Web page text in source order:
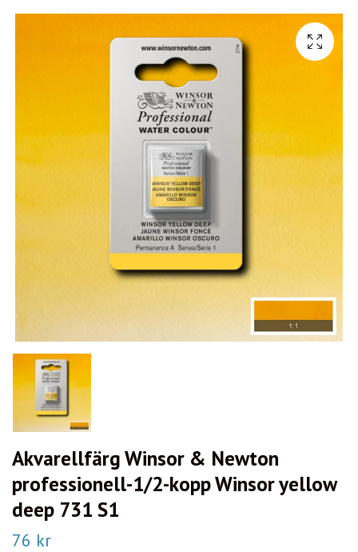
Akvarellfärg Winsor & Newton
professionell-1/2-kopp Winsor yellow
deep 731 S1
76 kr